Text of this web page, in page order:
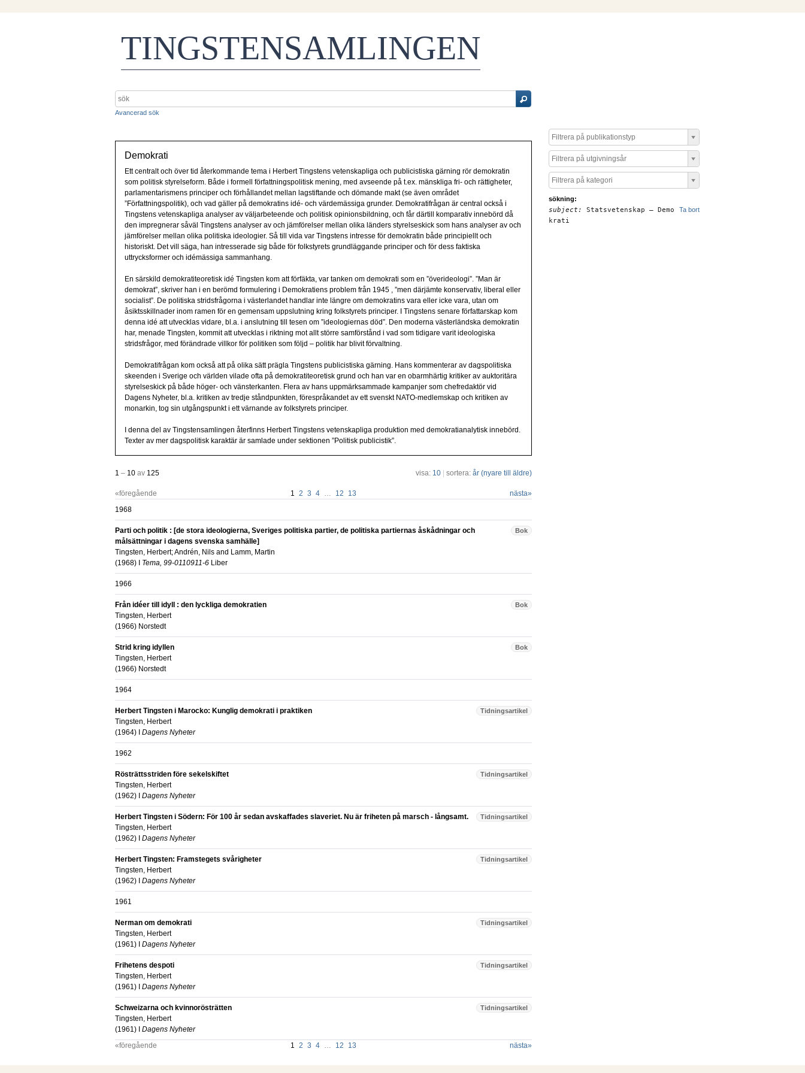
TINGSTENSAMLINGEN
Avancerad sök
Demokrati
Ett centralt och över tid återkommande tema i Herbert Tingstens vetenskapliga och publicistiska gärning rör demokratin
som politisk styrelseform. Både i formell författningspolitisk mening, med avseende på t.ex. mänskliga fri- och rättigheter,
parlamentarismens principer och förhållandet mellan lagstiftande och dömande makt (se även området
”Författningspolitik), och vad gäller på demokratins idé- och värdemässiga grunder. Demokratifrågan är central också i
Tingstens vetenskapliga analyser av väljarbeteende och politisk opinionsbildning, och får därtill komparativ innebörd då
den impregnerar såväl Tingstens analyser av och jämförelser mellan olika länders styrelseskick som hans analyser av och
jämförelser mellan olika politiska ideologier. Så till vida var Tingstens intresse för demokratin både principiellt och
historiskt. Det vill säga, han intresserade sig både för folkstyrets grundläggande principer och för dess faktiska
uttrycksformer och idémässiga sammanhang.
En särskild demokratiteoretisk idé Tingsten kom att förfäkta, var tanken om demokrati som en ”överideologi”. ”Man är
demokrat”, skriver han i en berömd formulering i Demokratiens problem från 1945 , ”men därjämte konservativ, liberal eller
socialist”. De politiska stridsfrågorna i västerlandet handlar inte längre om demokratins vara eller icke vara, utan om
åsiktsskillnader inom ramen för en gemensam uppslutning kring folkstyrets principer. I Tingstens senare författarskap kom
denna idé att utvecklas vidare, bl.a. i anslutning till tesen om ”ideologiernas död”. Den moderna västerländska demokratin
har, menade Tingsten, kommit att utvecklas i riktning mot allt större samförstånd i vad som tidigare varit ideologiska
stridsfrågor, med förändrade villkor för politiken som följd – politik har blivit förvaltning.
Demokratifrågan kom också att på olika sätt prägla Tingstens publicistiska gärning. Hans kommenterar av dagspolitiska
skeenden i Sverige och världen vilade ofta på demokratiteoretisk grund och han var en obarmhärtig kritiker av auktoritära
styrelseskick på både höger- och vänsterkanten. Flera av hans uppmärksammade kampanjer som chefredaktör vid
Dagens Nyheter, bl.a. kritiken av tredje ståndpunkten, förespråkandet av ett svenskt NATO-medlemskap och kritiken av
monarkin, tog sin utgångspunkt i ett värnande av folkstyrets principer.
I denna del av Tingstensamlingen återfinns Herbert Tingstens vetenskapliga produktion med demokratianalytisk innebörd.
Texter av mer dagspolitisk karaktär är samlade under sektionen ”Politisk publicistik”.
1 – 10 av 125 visa: 10 sortera: år (nyare till äldre)
«föregående 1 2 3 4 … 12 13 nästa»
1968
Bok
Parti och politik : [de stora ideologierna, Sveriges politiska partier, de politiska partiernas åskådningar och
målsättningar i dagens svenska samhälle]
Tingsten, Herbert;Andrén, Nils and Lamm, Martin
(1968) I Tema, 99-0110911-6 Liber
1966
Bok
Från idéer till idyll : den lyckliga demokratien
Tingsten, Herbert
(1966) Norstedt
Bok
Strid kring idyllen
Tingsten, Herbert
(1966) Norstedt
1964
Tidningsartikel
Herbert Tingsten i Marocko: Kunglig demokrati i praktiken
Tingsten, Herbert
(1964) I Dagens Nyheter
1962
Tidningsartikel
Rösträttsstriden före sekelskiftet
Tingsten, Herbert
(1962) I Dagens Nyheter
Tidningsartikel
Herbert Tingsten i Södern: För 100 år sedan avskaffades slaveriet. Nu är friheten på marsch - långsamt.
Tingsten, Herbert
(1962) I Dagens Nyheter
Tidningsartikel
Herbert Tingsten: Framstegets svårigheter
Tingsten, Herbert
(1962) I Dagens Nyheter
1961
Tidningsartikel
Nerman om demokrati
Tingsten, Herbert
(1961) I Dagens Nyheter
Tidningsartikel
Frihetens despoti
Tingsten, Herbert
(1961) I Dagens Nyheter
Tidningsartikel
Schweizarna och kvinnorösträtten
Tingsten, Herbert
(1961) I Dagens Nyheter
«föregående
1 2 3 4 … 12 13 nästa»
Filtrera på publikationstyp
Filtrera på utgivningsår
Filtrera på kategori
sökning:
Ta bort
subject:
Statsvetenskap – Demo
krati